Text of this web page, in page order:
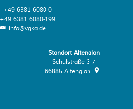
+49 6381 6080-0
+49 6381 6080-199
info@vgka.de
Standort Altenglan
Schulstraße 3-7
66885 Altenglan